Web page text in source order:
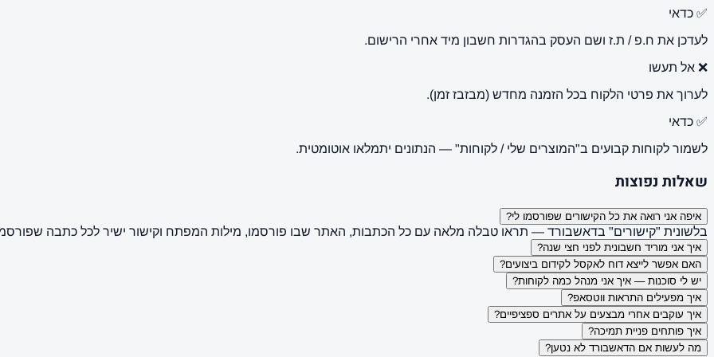
✅ כדאי
לעדכן את ח.פ / ת.ז ושם העסק בהגדרות חשבון מיד אחרי הרישום.
❌ אל תעשו
לערוך את פרטי הלקוח בכל הזמנה מחדש (מבזבז זמן).
✅ כדאי
לשמור לקוחות קבועים ב"המוצרים שלי / לקוחות" — הנתונים יתמלאו אוטומטית.
שאלות נפוצות
איפה אני רואה את כל הקישורים שפורסמו לי?
בלשונית "קישורים" בדאשבורד — תראו טבלה מלאה עם כל הכתבות, האתר שבו פורסמו, מילות המפתח וקישור ישיר לכל כתבה
איך אני מוריד חשבונית לפני חצי שנה?
האם אפשר לייצא דוח לאקסל לקידום ביצועים?
יש לי סוכנות — איך אני מנהל כמה לקוחות?
איך מפעילים התראות ווטסאפ?
איך עוקבים אחרי מבצעים על אתרים ספציפיים?
איך פותחים פניית תמיכה?
מה לעשות אם הדאשבורד לא נטען?